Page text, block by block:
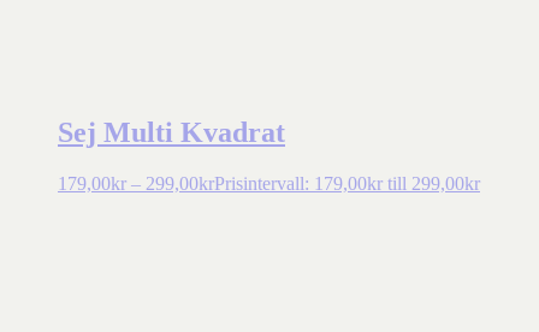
Sej Multi Kvadrat
179,00kr – 299,00krPrisintervall: 179,00kr till 299,00kr